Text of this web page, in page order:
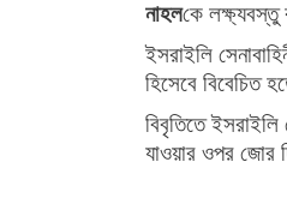
নাহলকে লক্ষ্যবস্তু
ইসরাইলি
হিসেবে বিবেচিত
বিবৃতিতে
যাওয়ার ওপর